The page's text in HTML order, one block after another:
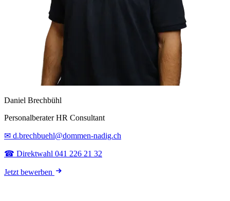
Daniel Brechbühl
Personalberater HR Consultant
✉ d.brechbuehl@dommen-nadig.ch
☎ Direktwahl 041 226 21 32
Jetzt bewerben